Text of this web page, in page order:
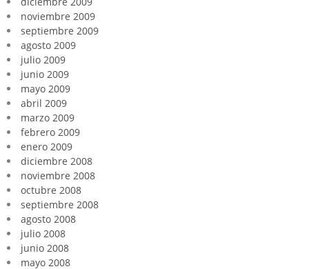
noviembre 2009
septiembre 2009
agosto 2009
julio 2009
junio 2009
mayo 2009
abril 2009
marzo 2009
febrero 2009
enero 2009
diciembre 2008
noviembre 2008
octubre 2008
septiembre 2008
agosto 2008
julio 2008
junio 2008
mayo 2008